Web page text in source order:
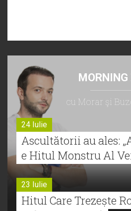
MORNING
cu Morar şi
24 Iulie
Ascultătorii au ales:
e Hitul Monstru Al
23 Iulie
Hitul Care Trezește